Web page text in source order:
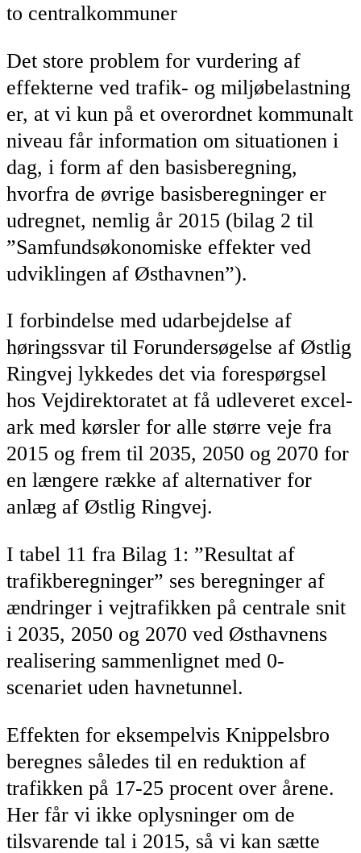
to centralkommuner
Det store problem for vurdering af
effekterne ved trafik- og miljøbelastning
er, at vi kun på et overordnet kommunalt
niveau får information om situationen i
dag, i form af den basisberegning,
hvorfra de øvrige basisberegninger er
udregnet, nemlig år 2015 (bilag 2 til
”Samfundsøkonomiske effekter ved
udviklingen af Østhavnen”).
I forbindelse med udarbejdelse af
høringssvar til Forundersøgelse af Østlig
Ringvej lykkedes det via forespørgsel
hos Vejdirektoratet at få udleveret excel-
ark med kørsler for alle større veje fra
2015 og frem til 2035, 2050 og 2070 for
en længere række af alternativer for
anlæg af Østlig Ringvej.
I tabel 11 fra Bilag 1: ”Resultat af
trafikberegninger” ses beregninger af
ændringer i vejtrafikken på centrale snit
i 2035, 2050 og 2070 ved Østhavnens
realisering sammenlignet med 0-
scenariet uden havnetunnel.
Effekten for eksempelvis Knippelsbro
beregnes således til en reduktion af
trafikken på 17-25 procent over årene.
Her får vi ikke oplysninger om de
tilsvarende tal i 2015, så vi kan sætte